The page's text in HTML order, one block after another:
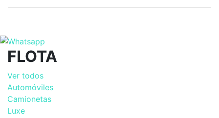
FLOTA
Ver todos
Automóviles
Camionetas
Luxe